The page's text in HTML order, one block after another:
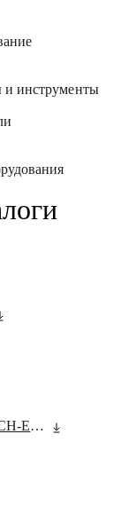
и инструменты
EUROCOM_...